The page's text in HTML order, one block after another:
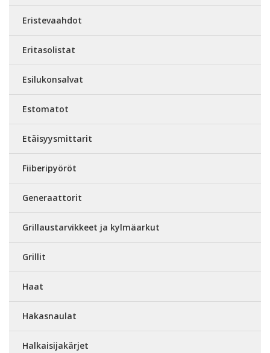
Eristevaahdot
Eritasolistat
Esilukonsalvat
Estomatot
Etäisyysmittarit
Fiiberipyöröt
Generaattorit
Grillaustarvikkeet ja kylmäarkut
Grillit
Haat
Hakasnaulat
Halkaisijakärjet